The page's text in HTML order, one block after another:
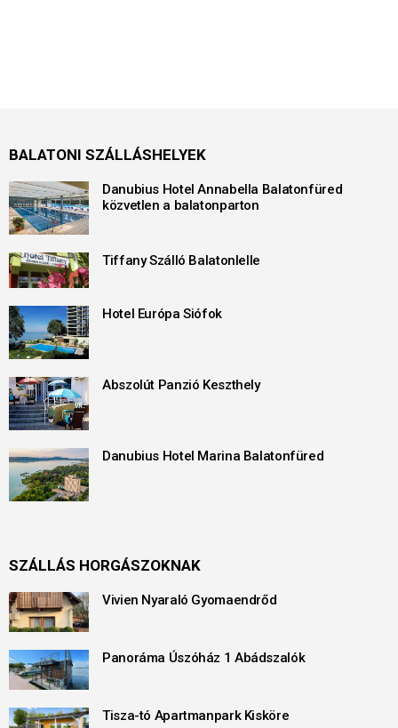
BALATONI SZÁLLÁSHELYEK
Danubius Hotel Annabella Balatonfüred
közvetlen a balatonparton
Tiffany Szálló Balatonlelle
Hotel Európa Siófok
Abszolút Panzió Keszthely
Danubius Hotel Marina Balatonfüred
SZÁLLÁS HORGÁSZOKNAK
Vivien Nyaraló Gyomaendrőd
Panoráma Úszóház 1 Abádszalók
Tisza-tó Apartmanpark Kisköre